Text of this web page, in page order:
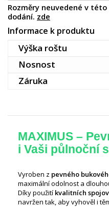
Rozměry neuvedené v
dodání. zde
Informace k produktu
Výška roštu
Nosnost
Záruka
MAXIMUS –
i Vaši půlnoční
Vyroben z pevného
maximální odolnost a
Díky použití kvalitních
navržen tak, aby vyhověl i